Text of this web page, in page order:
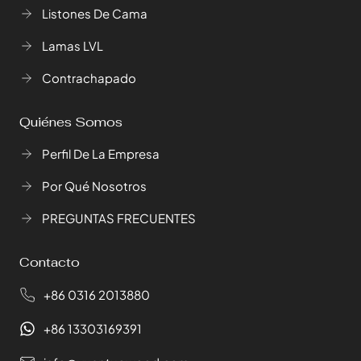
Listones De Cama
Lamas LVL
Contrachapado
Quiénes Somos
Perfil De La Empresa
Por Qué Nosotros
PREGUNTAS FRECUENTES
Contacto
+86 0316 2013880
+86 13303169391